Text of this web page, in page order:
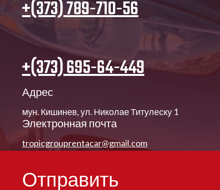
+(373) 789-710-56
+(373) 695-64-449
Адрес
мун. Кишинев, ул. Николае Титулеску 1
Электронная почта
tropicgrouprentacar@gmail.com
Отправить